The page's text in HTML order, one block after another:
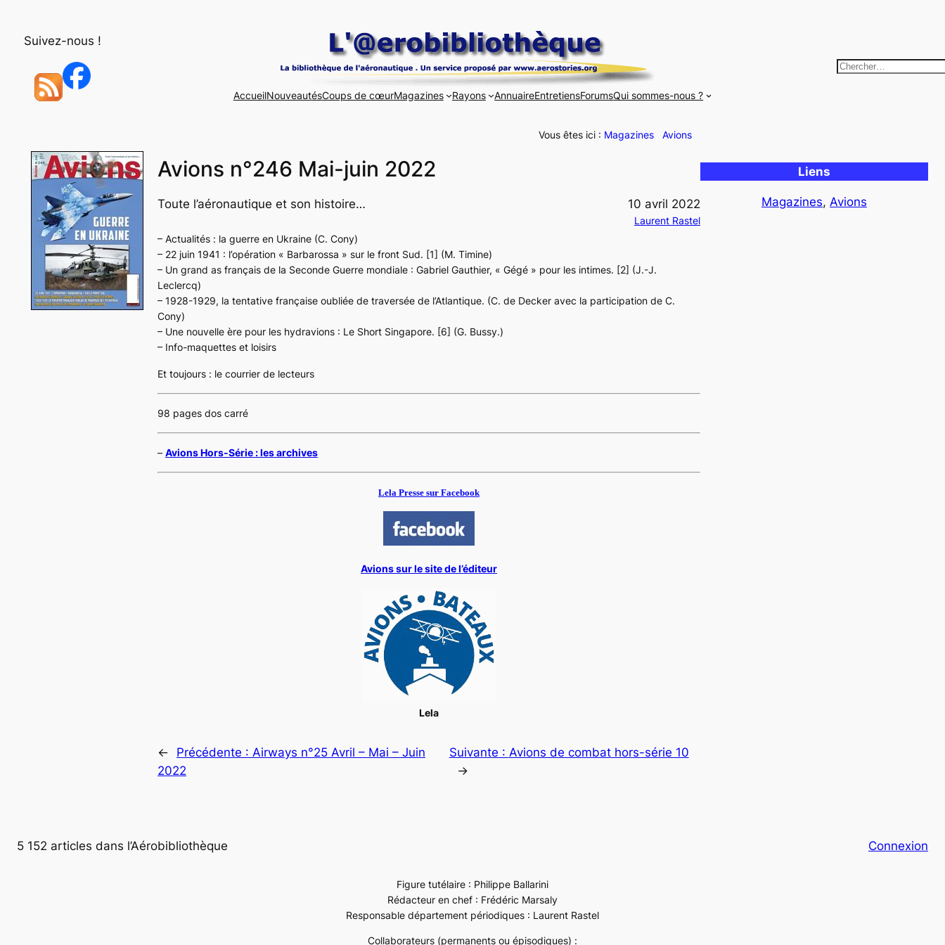
Suivez-nous !
AccueilNouveautésCoups de cœurMagazines Rayons AnnuaireEntretiensForumsQui sommes-nous ?
R
r
c
Vous êtes ici : Magazines Avions
Avions n°246 Mai-juin 2022
Toute l’aéronautique et son histoire… 10 avril 2022
Laurent Rastel
– Actualités : la guerre en Ukraine (C. Cony)
– 22 juin 1941 : l’opération « Barbarossa » sur le front Sud. [1] (M. Timine)
– Un grand as français de la Seconde Guerre mondiale : Gabriel Gauthier, « Gégé » pour les intimes. [2] (J.-J.
Leclercq)
– 1928-1929, la tentative française oubliée de traversée de l’Atlantique. (C. de Decker avec la participation de C.
Cony)
– Une nouvelle ère pour les hydravions : Le Short Singapore. [6] (G. Bussy.)
– Info-maquettes et loisirs
Et toujours : le courrier de lecteurs
98 pages dos carré
– Avions Hors-Série : les archives
Lela Presse sur Facebook
Avions sur le site de l’éditeur
Lela
← Précédente : Airways n°25 Avril – Mai – Juin
2022
Suivante : Avions de combat hors-série 10
→
Liens
Magazines, Avions
5 152 articles dans l’Aérobibliothèque Connexion
Figure tutélaire : Philippe Ballarini
Rédacteur en chef : Frédéric Marsaly
Responsable département périodiques : Laurent Rastel
Collaborateurs (permanents ou épisodiques) :